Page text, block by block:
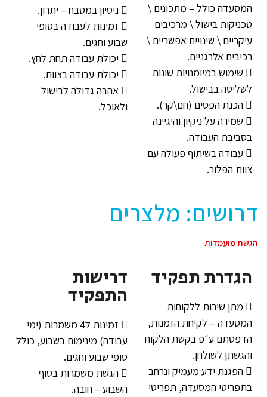
המסעדה כולל – מתכונים \
טכניקות בישול \ מרכיבים
עיקריים \ שינויים אפשריים \
רכיבים אלרגניים.
 שימוש במיומנויות שונות
לשליטה בבישול.
 הכנת הפסים (חם\קר).
 שמירה על ניקיון והיגיינה
בסביבת העבודה.
 עבודה בשיתוף פעולה עם
צוות הפלור.
 ניסיון במטבח – יתרון.
 זמינות לעבודה בסופי
שבוע וחגים.
 יכולת עבודה תחת לחץ.
 יכולת עבודה בצוות.
 אהבה גדולה לבישול
ולאוכל.
דרושים: מלצרים
הגשת מועמדות
הגדרת תפקיד
 מתן שירות ללקוחות
המסעדה – לקיחת הזמנות,
הדפסתם ע״פ בקשת הלקוח
והגשתן לשולחן.
 הפגנת ידע מעמיק ונרחב
בתפריטי המסעדה, תפריטי
דרישות
התפקיד
 זמינות ל4 משמרות (ימי
עבודה) מינימום בשבוע, כולל
סופי שבוע וחגים.
 הגשת משמרות בסוף
השבוע – חובה.